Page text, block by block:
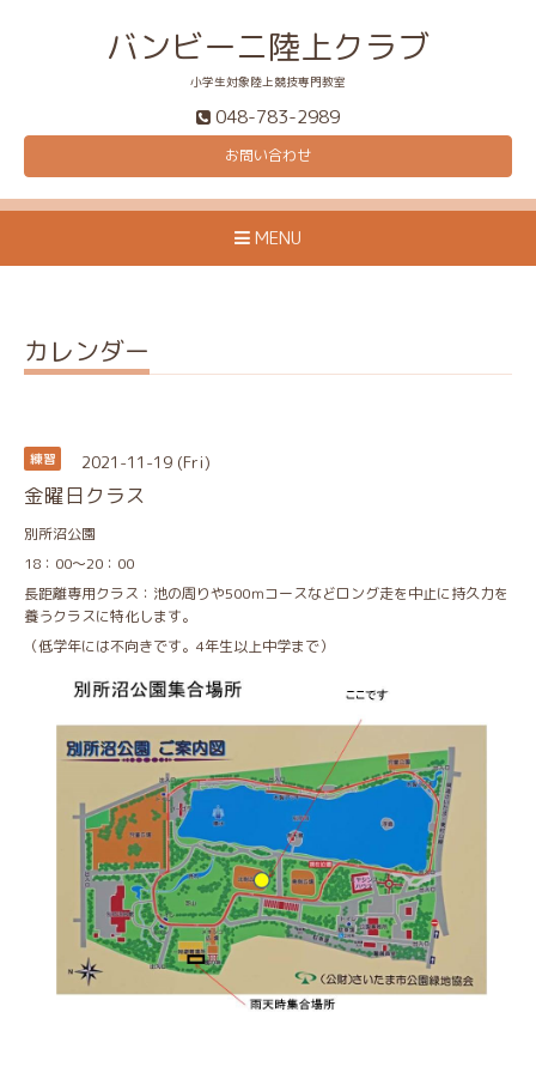
バンビーニ陸上クラブ
小学生対象陸上競技専門教室
048-783-2989
お問い合わせ
MENU
カレンダー
練習 2021-11-19 (Fri)
金曜日クラス
別所沼公園
18：00～20：00
長距離専用クラス：池の周りや500ｍコースなどロング走を中止に持久力を
養うクラスに特化します。
（低学年には不向きです。4年生以上中学まで）